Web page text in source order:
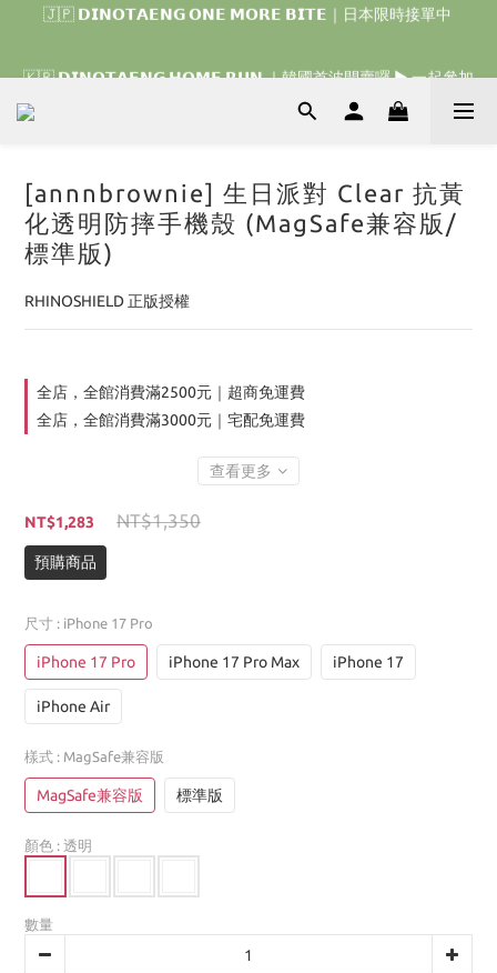
🇰🇷 𝗗𝗜𝗡𝗢𝗧𝗔𝗘𝗡𝗚 𝗛𝗢𝗠𝗘 𝗥𝗨𝗡 ｜韓國首波開賣囉 ▶ 一起參加
[annnbrownie] 生日派對 Clear 抗黃
化透明防摔手機殼 (MagSafe兼容版/
標準版)
RHINOSHIELD 正版授權
全店，全館消費滿2500元｜超商免運費
全店，全館消費滿3000元｜宅配免運費
查看更多
NT$1,350
NT$1,283
預購商品
尺寸 : iPhone 17 Pro
iPhone 17 Pro iPhone 17 Pro Max iPhone 17
iPhone Air
樣式 : MagSafe兼容版
MagSafe兼容版 標準版
顏色 : 透明
數量